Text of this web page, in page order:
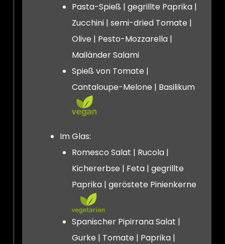
Pasta-Spieß | gegrillte Paprika |
Zucchini | semi-dried Tomate |
Olive | Pesto-Mozzarella |
Mailänder Salami
Spieß von Tomate |
Cantaloupe-Melone | Basilikum
Im Glas:
Romesco Salat | Rucola |
Kichererbse | Feta | gegrillte
Paprika | geröstete Pinienkerne
Spanischer Pipirrana Salat |
Gurke | Tomate | Paprika |